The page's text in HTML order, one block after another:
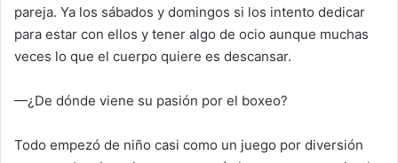
pareja. Ya los sábados y domingos si los intento dedicar
para estar con ellos y tener algo de ocio aunque muchas
veces lo que el cuerpo quiere es descansar.
—¿De dónde viene su pasión por el boxeo?
Todo empezó de niño casi como un juego por diversión